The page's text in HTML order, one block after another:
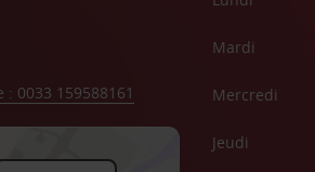
0033 159588161
Mardi
Mercredi
Jeudi